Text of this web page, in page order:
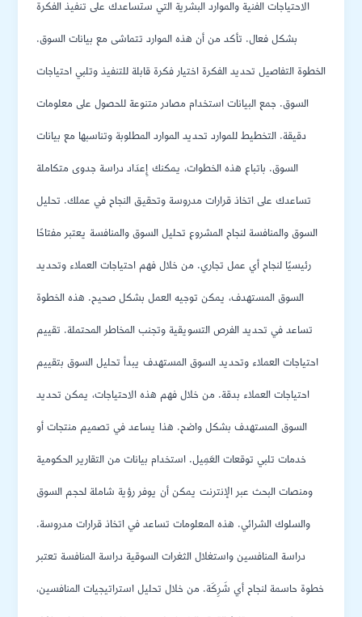
الاحتياجات الفنية والموارد البشرية التي ستساعدك على تنفيذ الفكرة
بشكل فعال. تأكد من أن هذه الموارد تتماشى مع بيانات السوق.
الخطوة التفاصيل تحديد الفكرة اختيار فكرة قابلة للتنفيذ وتلبي احتياجات
السوق. جمع البيانات استخدام مصادر متنوعة للحصول على معلومات
دقيقة. التخطيط للموارد تحديد الموارد المطلوبة وتناسبها مع بيانات
السوق. باتباع هذه الخطوات، يمكنك إِعدَاد دراسة جدوى متكاملة
تساعدك على اتخاذ قرارات مدروسة وتحقيق النجاح في عملك. تحليل
السوق والمنافسة لنجاح المشروع تحليل السوق والمنافسة يعتبر مفتاحًا
رئيسيًا لنجاح أي عمل تجاري. من خلال فهم احتياجات العملاء وتحديد
السوق المستهدف، يمكن توجيه العمل بشكل صحيح. هذه الخطوة
تساعد في تحديد الفرص التسويقية وتجنب المخاطر المحتملة. تقييم
احتياجات العملاء وتحديد السوق المستهدف يبدأ تحليل السوق بتقييم
احتياجات العملاء بدقة. من خلال فهم هذه الاحتياجات، يمكن تحديد
السوق المستهدف بشكل واضح. هذا يساعد في تصميم منتجات أو
خدمات تلبي توقعات العَمِيل. استخدام بيانات من التقارير الحكومية
ومنصات البحث عبر الإنترنت يمكن أن يوفر رؤية شاملة لحجم السوق
والسلوك الشرائي. هذه المعلومات تساعد في اتخاذ قرارات مدروسة.
دراسة المنافسين واستغلال الثغرات السوقية دراسة المنافسة تعتبر
خطوة حاسمة لنجاح أي شَرِكَة. من خلال تحليل استراتيجيات المنافسين،